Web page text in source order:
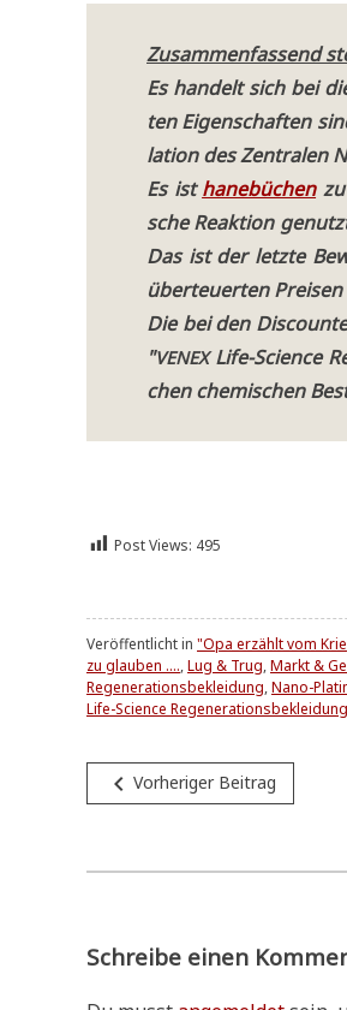
Zusam­men­fas­send
Es han­delt sich bei
ten Eigen­schaf­ten
la­ti­on des Zen­tra­len
Es isthane­bü­chenzu
sche Reak­ti­on
Das ist der letz­te
über­teu­er­ten
Die bei den
"VENEXLife-Sci­ence
chen che­mi­schen
Post Views: 495
Veröffentlicht in "Opa erzählt vom
zu glauben ....,Lug & Trug,Markt &
Regenerationsbekleidung,Nano-
Life-Science Regenerationsbekleidung
Beitragsnavigation
navigate_before Vorheriger Beitrag
Schreibe einen